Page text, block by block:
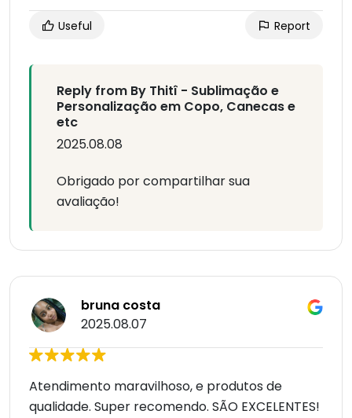
Useful Report
Reply from By Thitî - Sublimação e
Personalização em Copo, Canecas e
etc
2025.08.08
Obrigado por compartilhar sua
avaliação!
bruna costa
2025.08.07
Atendimento maravilhoso, e produtos de
qualidade. Super recomendo. SÃO EXCELENTES!